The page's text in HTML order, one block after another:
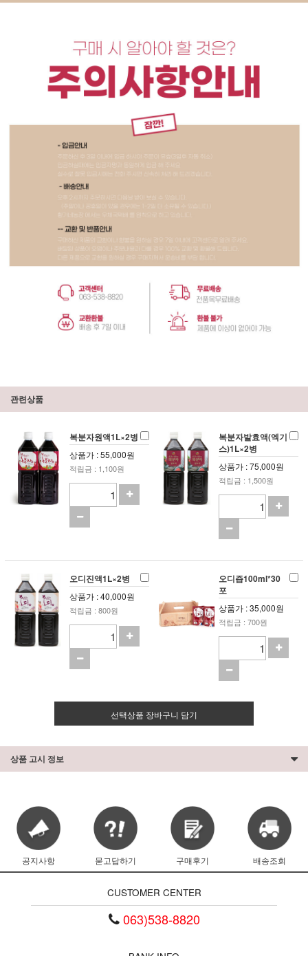
관련상품
복분자원액1L×2병
상품가 : 55,000원
적립금 : 1,100원
복분자발효액(엑기
스)1L×2병
상품가 : 75,000원
적립금 : 1,500원
오디진액1L×2병
상품가 : 40,000원
적립금 : 800원
오디즙100ml*30
포
상품가 : 35,000원
적립금 : 700원
선택상품 장바구니 담기
상품 고시 정보
공지사항 묻고답하기 구매후기 배송조회
CUSTOMER CENTER
063)538-8820